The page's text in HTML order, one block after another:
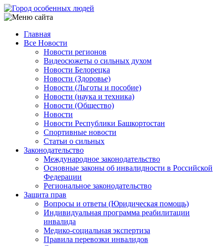
Перейти
к
содержанию
Main
navigation
Главная
Все Новости
Новости регионов
Видеосюжеты о сильных духом
Новости Белорецка
Новости (Здоровье)
Новости (Льготы и пособие)
Новости (наука и техника)
Новости (Общество)
Новости
Новости Республики Башкортостан
Спортивные новости
Статьи о сильных
Законодательство
Международное законодательство
Основные законы об инвалидности в Российской
Федерации
Региональное законодательство
Защита прав
Вопросы и ответы (Юридическая помощь)
Индивидуальная программа реабилитации
инвалида
Медико-социальная экспертиза
Правила перевозки инвалидов